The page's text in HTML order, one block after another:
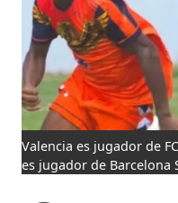
Valencia es jugador de
es jugador de Barcelona